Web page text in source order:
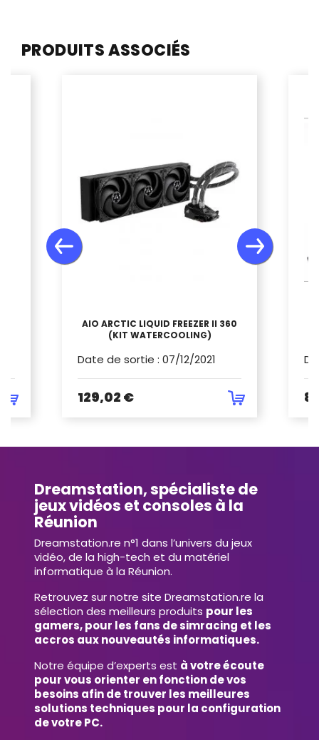
PRODUITS ASSOCIÉS
AIO ARCTIC LIQUID FREEZER II 360
(KIT WATERCOOLING)
Date de sortie : 07/12/2021
129,02 €
Dreamstation, spécialiste de
jeux vidéos et consoles à la
Réunion
Dreamstation.re n°1 dans l’univers du jeux
vidéo, de la high-tech et du matériel
informatique à la Réunion.
Retrouvez sur notre site Dreamstation.re la
sélection des meilleurs produits pour les
gamers, pour les fans de simracing et les
accros aux nouveautés informatiques.
Notre équipe d’experts est à votre écoute
pour vous orienter en fonction de vos
besoins afin de trouver les meilleures
solutions techniques pour la configuration
de votre PC.